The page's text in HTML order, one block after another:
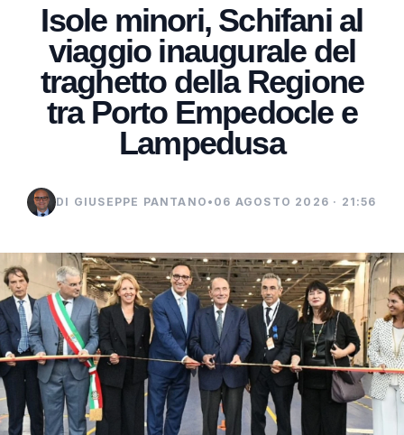
Isole minori, Schifani al
viaggio inaugurale del
traghetto della Regione
tra Porto Empedocle e
Lampedusa
DI GIUSEPPE PANTANO • 06 AGOSTO 2026 · 21:56